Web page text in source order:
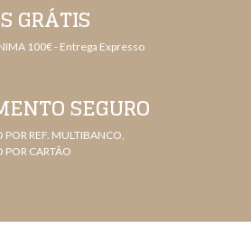
GRÁTIS
100€ - Entrega Expresso
SEGURO
POR REF. MULTIBANCO,
POR CARTÃO